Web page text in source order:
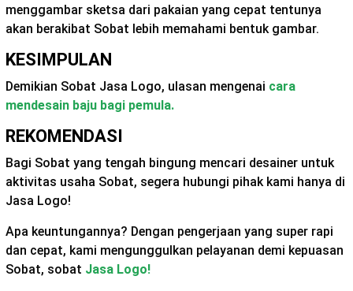
menggambar sketsa dari pakaian yang cepat tentunya
akan berakibat Sobat lebih memahami bentuk gambar.
KESIMPULAN
Demikian Sobat Jasa Logo, ulasan mengenai cara
mendesain baju bagi pemula.
REKOMENDASI
Bagi Sobat yang tengah bingung mencari desainer untuk
aktivitas usaha Sobat, segera hubungi pihak kami hanya di
Jasa Logo!
Apa keuntungannya? Dengan pengerjaan yang super rapi
dan cepat, kami mengunggulkan pelayanan demi kepuasan
Sobat, sobat Jasa Logo!